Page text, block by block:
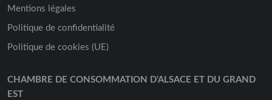
Mentions légales
Politique de confidentialité
Politique de cookies (UE)
CHAMBRE DE CONSOMMATION D’ALSACE ET DU GRAND
EST